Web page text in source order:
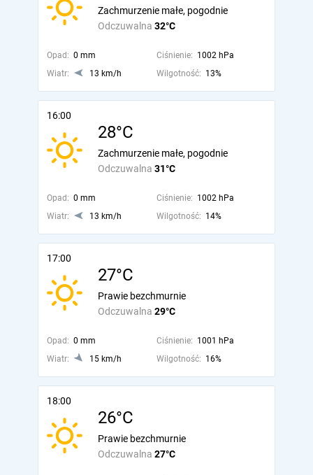
Odczuwalna 32°C
Zachmurzenie małe, pogodnie
Opad: 0 mm Ciśnienie: 1002 hPa
Wiatr:
13 km/h Wilgotność: 13%
16:00
28°C
Odczuwalna 31°C
Zachmurzenie małe, pogodnie
Opad: 0 mm Ciśnienie: 1002 hPa
Wiatr:
13 km/h Wilgotność: 14%
17:00
27°C
Odczuwalna 29°C
Prawie bezchmurnie
Opad: 0 mm Ciśnienie: 1001 hPa
Wiatr:
15 km/h Wilgotność: 16%
18:00
26°C
Odczuwalna 27°C
Prawie bezchmurnie